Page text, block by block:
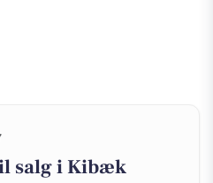
salg i Kibæk